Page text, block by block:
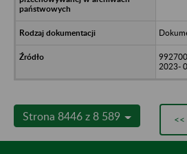
2023-
Strona 8446 z 8 589 <<